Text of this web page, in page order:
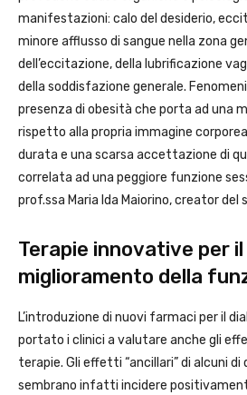
manifestazioni: calo del desiderio,
minore afflusso di sangue nella zona
dell’eccitazione, della lubrificazione
della soddisfazione generale.
presenza di obesità che porta ad una
rispetto alla propria immagine
durata e una scarsa accettazione di
correlata ad una peggiore funzione
prof.ssa Maria Ida Maiorino, creator del
Terapie innovative per
miglioramento della
L’introduzione di nuovi farmaci per il
portato i clinici a valutare anche gli
terapie. Gli effetti “ancillari” di alcuni
sembrano infatti incidere